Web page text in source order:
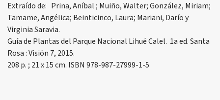
Extraído de: Prina, Aníbal ; Muiño, Walter; González, Miriam;
Tamame, Angélica; Beinticinco, Laura; Mariani, Darío y
Virginia Saravia.
Guía de Plantas del Parque Nacional Lihué Calel. 1a ed. Santa
Rosa : Visión 7, 2015.
208 p. ; 21 x 15 cm. ISBN 978-987-27999-1-5